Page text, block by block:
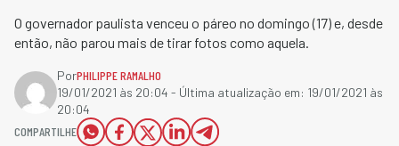
O governador paulista venceu o páreo no domingo (17) e, desde
então, não parou mais de tirar fotos como aquela.
PorPHILIPPE RAMALHO
19/01/2021 às 20:04 - Última atualização em: 19/01/2021 às
20:04
COMPARTILHE